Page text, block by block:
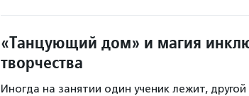
«Танцующий дом» и магия
творчества
Иногда на занятии один ученик лежит,